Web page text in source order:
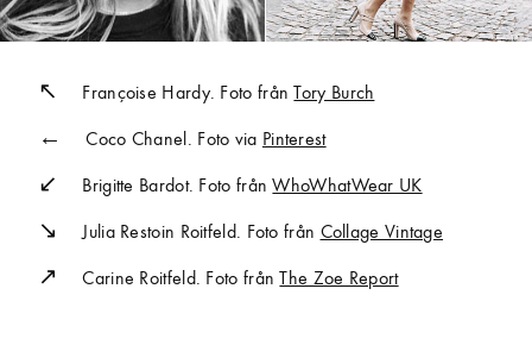
Françoise Hardy. Foto från Tory Burch
Coco Chanel. Foto via Pinterest
Carine Roitfeld. Foto från The Zoe Report
Brigitte Bardot. Foto frånWhoWhatWear UK
Julia Restoin Roitfeld. Foto från Collage Vintage